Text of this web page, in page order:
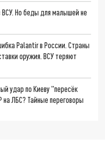
ВСУ. Но беды для малышей не
Palantir в России. Страны
оружия. ВСУ теряют
удар по Киеву "пересёк
ЛБС? Тайные переговоры